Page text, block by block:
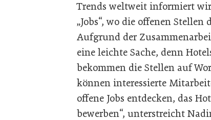
Trends weltweit informiert
„Jobs“, wo die offenen
Aufgrund der
eine leichte Sache, denn
bekommen die Stellen auf
können interessierte
offene Jobs entdecken, das
bewerben“, unterstreicht